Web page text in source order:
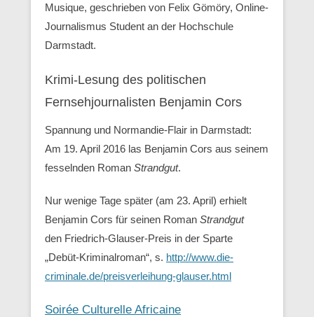
Musique, geschrieben von Felix Gömöry, Online-
Journalismus Student an der Hochschule
Darmstadt.
Krimi-Lesung des politischen
Fernsehjournalisten Benjamin Cors
Spannung und Normandie-Flair in Darmstadt:
Am 19. April 2016 las Benjamin Cors aus seinem
fesselnden Roman Strandgut.
Nur wenige Tage später (am 23. April) erhielt
Benjamin Cors für seinen Roman Strandgut
den Friedrich-Glauser-Preis in der Sparte
„Debüt-Kriminalroman“, s. http://www.die-
criminale.de/preisverleihung-glauser.html
Soirée Culturelle Africaine